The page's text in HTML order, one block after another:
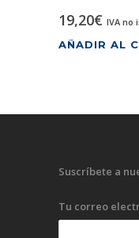
19,20€ IVA no
AÑADIR AL
Suscríbete a
Tu correo